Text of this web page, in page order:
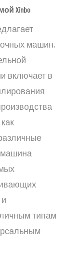
Xinbo
машин,
включает в
типам